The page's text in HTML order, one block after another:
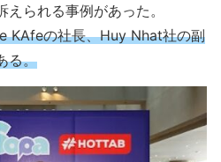
られる事例があった。
KAfeの社長、Huy Nhat社の副
る。